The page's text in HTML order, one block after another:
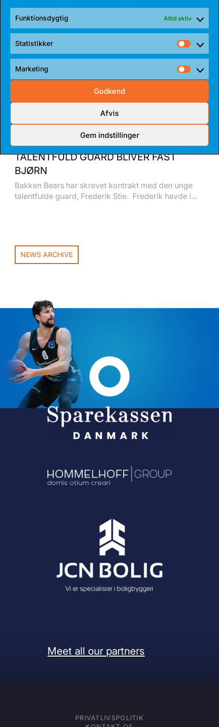
Funktionsdygtig Altid aktiv
Statistikker
Marketing
Godkend
Afvis
Gem indstillinger
TALENTFULD GUARD BLIVER FAST
BJØRN
Bakken Bears har skrevet kontrakt med den unge
talentfulde guard, Frederik Stie. Frederik havde i...
NEWS ARCHIVE
Meet all our partners
PRIVATLIVSPOLITIK